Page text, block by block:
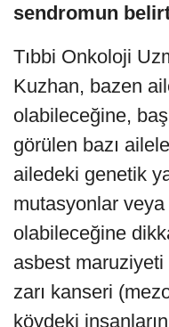
sendromun
Tıbbi Onkoloji
Kuzhan, bazen
olabileceğine,
görülen bazı
ailedeki genetik
mutasyonlar
olabileceğine
asbest
zarı kanseri
köydeki